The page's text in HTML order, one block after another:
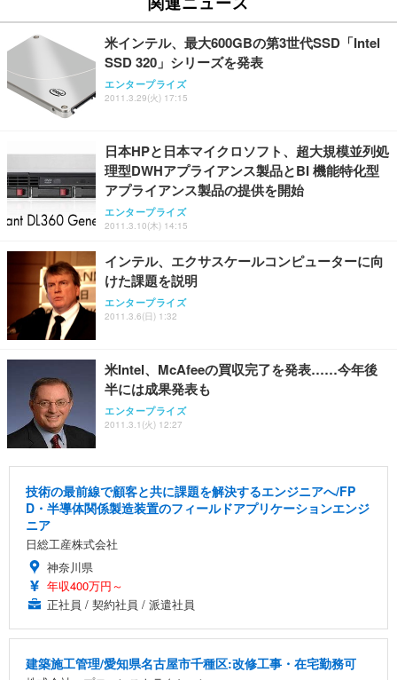
￥27,999
Sezlife オフィスチェア デスクチェア 疲れない テレ
ワーク チェア 強化バックレスト 30度ロッキング機
能 人間工学 椅子 腰サポート 90度跳ね上げ式アーム
務用 おしゃれ パソコンチェア (ブラック)
Sezlife オフィスチェア デスクチェア 疲れない テレ
ワーク チェア 強化バックレスト 30度ロッキング機
能 人間工学 椅子 腰サポート 90度跳ね上げ式アーム
レスト 3Dヘッドレスト ハンガー付き 高反発クッシ
務用 おしゃれ パソコンチェア (ホワイト)
ANDWINT オフィスチェア デスクチェア 肘なし メ
ッシュ 通気性 ランバーサポート付き 腰サポート ガ
ス圧無段階昇降 360度回転 キャスター付き コンパク
￥109,572
【純正品】27"ゲーミングモニター DualSense 充電
フック付き（CFI-ZDM1J）
【整備済み品】Dell E2724HS 27インチ 液晶モニタ
ー フルHD（1920×1080）VA 非光沢 HDMI/DisplayP
ort/VGA スピーカー内蔵 高さ調整 スイベル VESA対
応 ComfortView ビジネス向け
￥15,800
【MiniLED/24.5inch/280Hz/FHD】GRAPHT THE S
HOOTER Gaming Monitor 24” Essential ゲーミン
グモニター QD 24.5インチ 1ms FHD 量子ドット 残
￥3,234
ネオ・ルーライフ ネオ・オムツ L 中型犬用 26枚入
り 単品
Smart Basic(スマートベーシック) 【Amazon.co.jp
限定】 Smart Basic アイリスオーヤマ ペットシーツ
超厚型 お徳用 ワイド 100枚入 (x 1) (ケース販売)
アイリスオーヤマ ペットシーツ 超厚型 お徳用 レギ
ュラー 200枚入【Amazon.co.jp限定】
米インテル、最大600GBの第3世代SSD「Intel
SSD 320」シリーズを発表
エンタープライズ
2011.3.29(火) 17:15
日本HPと日本マイクロソフト、超大規模並列処
理型DWHアプライアンス製品とBI 機能特化型
アプライアンス製品の提供を開始
エンタープライズ
2011.3.10(木) 14:15
インテル、エクサスケールコンピューターに向
けた課題を説明
エンタープライズ
2011.3.6(日) 1:32
米Intel、McAfeeの買収完了を発表……今年後
半には成果発表も
エンタープライズ
2011.3.1(火) 12:27
技術の最前線で顧客と共に課題を解決するエンジニアへ/FP
D・半導体関係製造装置のフィールドアプリケーションエンジ
ニア
日総工産株式会社
神奈川県
年収400万円～
正社員 / 契約社員 / 派遣社員
建築施工管理/愛知県名古屋市千種区:改修工事・在宅勤務可